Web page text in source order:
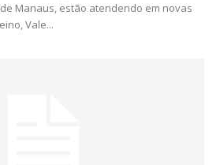
Manaus, estão atendendo em novas
Vale...